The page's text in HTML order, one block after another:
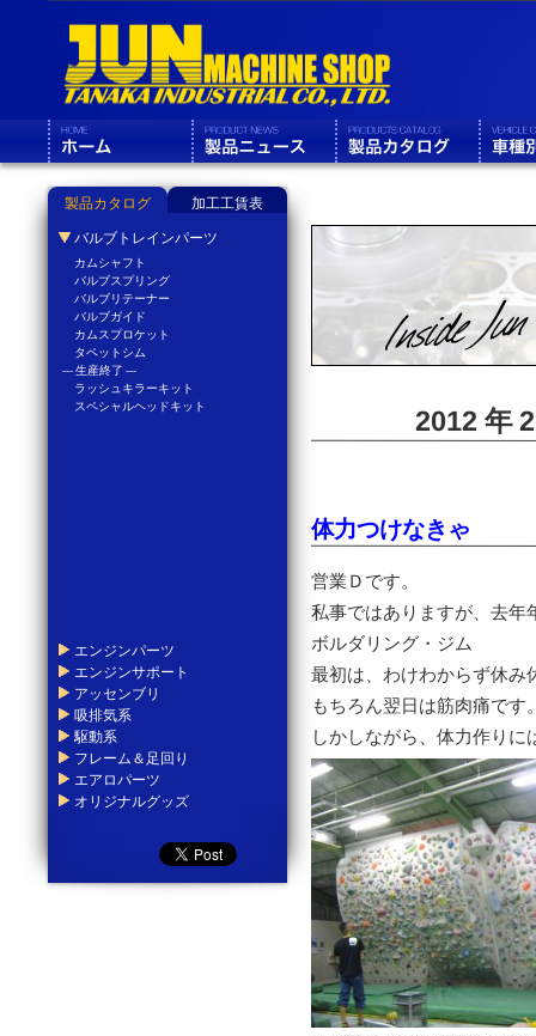
2012 年
体力つけなきゃ
営業Ｄです。
私事ではありますが、去年
ボルダリング・ジム
最初は、わけわからず休み
もちろん翌日は筋肉痛です
しかしながら、体力作り
製品カタログ 加工工賃表
バルブトレインパーツ
カムシャフト
バルブスプリング
バルブリテーナー
バルブガイド
カムスプロケット
タペットシム
--- 生産終了 ---
ラッシュキラーキット
スペシャルヘッドキット
エンジンパーツ
エンジンサポート
アッセンブリ
吸排気系
駆動系
フレーム＆足回り
エアロパーツ
オリジナルグッズ